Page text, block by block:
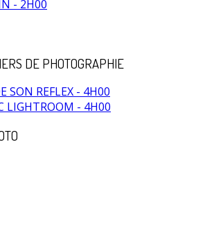
- 2H00
DE PHOTOGRAPHIE
SON REFLEX - 4H00
LIGHTROOM - 4H00